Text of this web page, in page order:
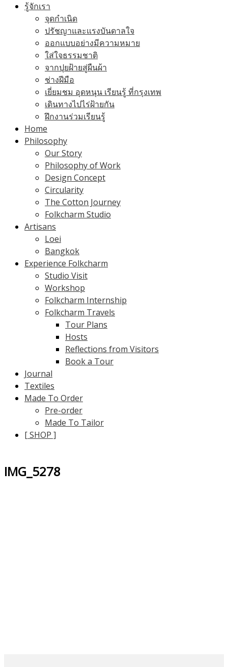
รู้จักเรา
จุดกำเนิด
ปรัชญาและแรงบันดาลใจ
ออกแบบอย่างมีความหมาย
ใส่ใจธรรมชาติ
จากปุยฝ้ายสู่ผืนผ้า
ช่างฝีมือ
เยี่ยมชม อุดหนุน เรียนรู้ ที่กรุงเทพ
เดินทางไปไร่ฝ้ายกัน
ฝึกงานร่วมเรียนรู้
Home
Philosophy
Our Story
Philosophy of Work
Design Concept
Circularity
The Cotton Journey
Folkcharm Studio
Artisans
Loei
Bangkok
Experience Folkcharm
Studio Visit
Workshop
Folkcharm Internship
Folkcharm Travels
Tour Plans
Hosts
Reflections from Visitors
Book a Tour
Journal
Textiles
Made To Order
Pre-order
Made To Tailor
[ SHOP ]
IMG_5278